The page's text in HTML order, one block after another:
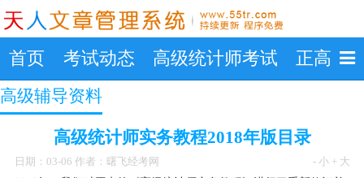
首页 考试动态 高级统计师考试 正高级
高级辅导资料
高级统计师实务教程2018年版目录
日期：03-06 作者：曙飞经考网 - 小 + 大